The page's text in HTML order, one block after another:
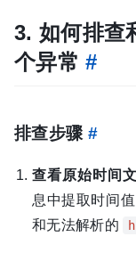
3. 如何排查
个异常#
排查步骤 #
查看原始时间
息中提取时间值
和无法解析的